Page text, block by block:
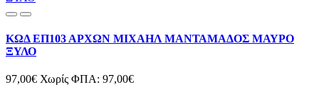
ΚΩΔ ΕΠ103 ΑΡΧΩΝ ΜΙΧΑΗΛ ΜΑΝΤΑΜΑΔΟΣ ΜΑΥΡΟ
ΞΥΛΟ
97,00€ Χωρίς ΦΠΑ: 97,00€